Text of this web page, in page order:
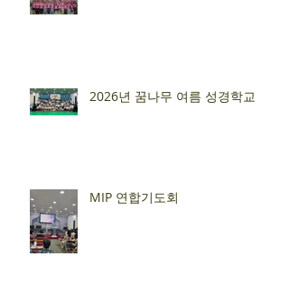
2026년 꿈나무 여름 성경학교
MIP 연합기도회